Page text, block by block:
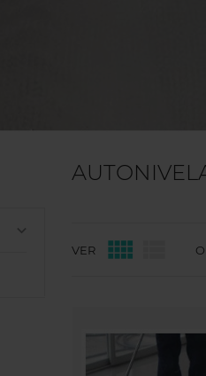
keyboard_arrow_down
VER 